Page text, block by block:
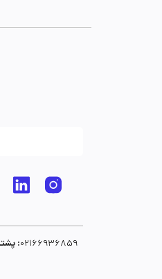
پشتیبـانی :02166936859